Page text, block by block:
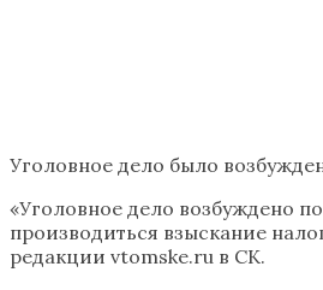
Уголовное дело было
«Уголовное дело возбуждено
производиться взыскание
редакции vtomske.ru в СК.